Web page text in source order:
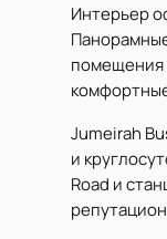
Интерьер
помещения
Jumeirah
и
Road и